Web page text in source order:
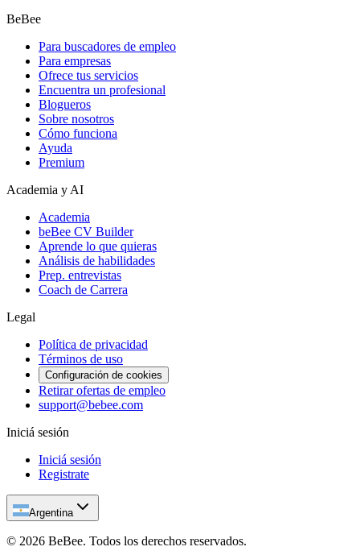
BeBee
Para buscadores de empleo
Para empresas
Ofrece tus servicios
Encuentra un profesional
Blogueros
Sobre nosotros
Cómo funciona
Ayuda
Premium
Academia y AI
Academia
beBee CV Builder
Aprende lo que quieras
Análisis de habilidades
Prep. entrevistas
Coach de Carrera
Legal
Política de privacidad
Términos de uso
Configuración de cookies
Retirar ofertas de empleo
support@bebee.com
Iniciá sesión
Iniciá sesión
Registrate
Argentina
© 2026 BeBee. Todos los derechos reservados.